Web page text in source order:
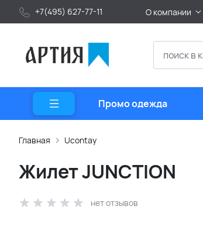
+7(495) 627-77-11 О компании
Промо одежда
Главная Ucontay
Жилет JUNCTION
нет отзывов